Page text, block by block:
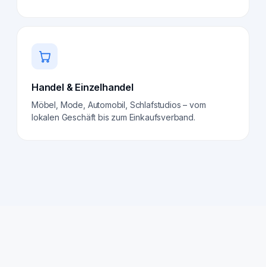
Handel & Einzelhandel
Möbel, Mode, Automobil, Schlafstudios – vom
lokalen Geschäft bis zum Einkaufsverband.